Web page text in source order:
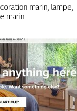
marin, lampe,
marin